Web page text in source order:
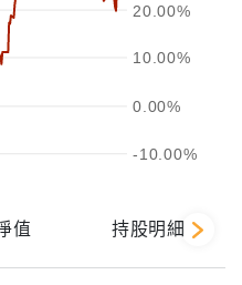
-10.00%
0.00%
10.00%
20.00%
值 持股明細